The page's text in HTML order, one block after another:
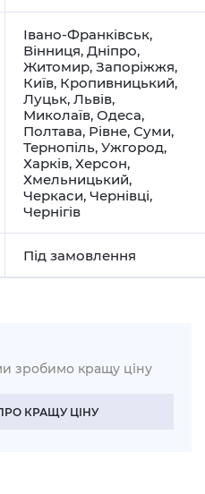
Івано-Франківськ,
Вінниця, Дніпро,
Житомир, Запоріжжя,
Київ, Кропивницький,
Луцьк, Львів,
Миколаїв, Одеса,
Полтава, Рівне, Суми,
Тернопіль, Ужгород,
Харків, Херсон,
Хмельницький,
Черкаси, Чернівці,
Чернігів
Під замовлення
зробимо кращу ціну
КРАЩУ ЦІНУ